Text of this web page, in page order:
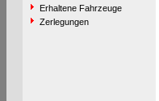
Erhaltene Fahrzeuge
Zerlegungen